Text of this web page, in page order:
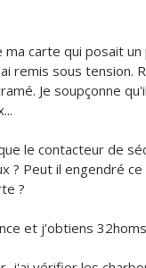
ma carte qui posait
remis sous tension.
Je soupçonne
le contacteur de
? Peut il engendré
?
et j’obtiens 32homs